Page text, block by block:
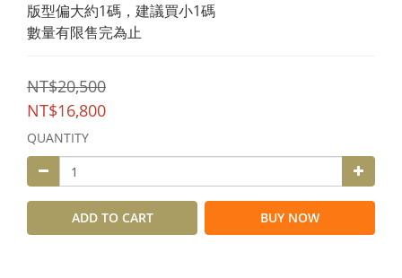
版型偏大約1碼，建議買小1碼
數量有限售完為止
NT$20,500
NT$16,800
QUANTITY
ADD TO CART BUY NOW